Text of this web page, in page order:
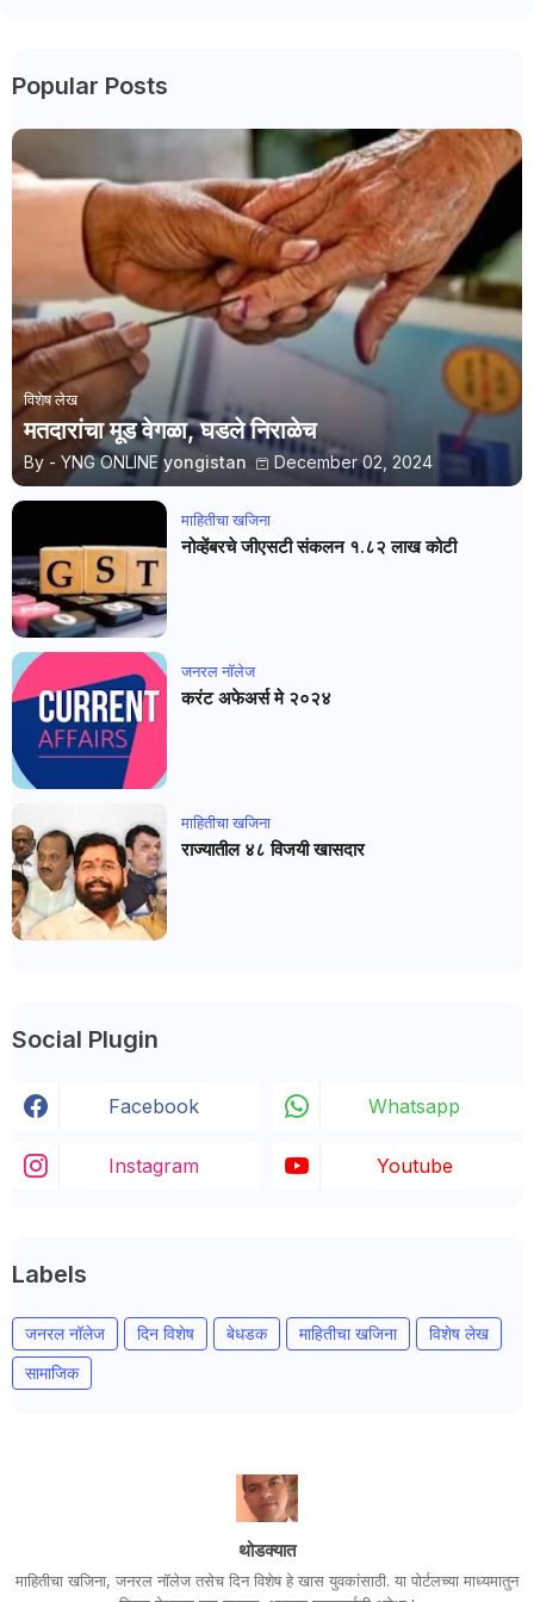
Popular Posts
विशेष लेख
मतदारांचा मूड वेगळा, घडले निराळेच
By - YNG ONLINE yongistan December 02, 2024
माहितीचा खजिना
नोव्हेंबरचे जीएसटी संकलन १.८२ लाख कोटी
जनरल नाॅलेज
करंट अफेअर्स मे २०२४
माहितीचा खजिना
राज्यातील ४८ विजयी खासदार
Social Plugin
Facebook Whatsapp
Instagram Youtube
Labels
जनरल नॉलेज दिन विशेष बेधडक माहितीचा खजिना
विशेष लेख
सामाजिक
थोडक्यात
माहितीचा खजिना, जनरल नॉलेज तसेच दिन विशेष हे खास युवकांसाठी. या पोर्टलच्या माध्यमातुन